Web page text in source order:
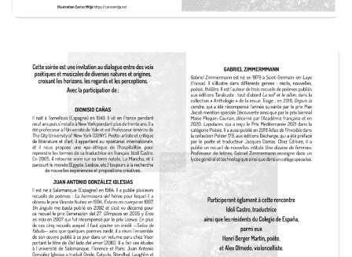
Commander un numéro PDF
Pour publier / Normes
Pour publier
Normes typographiques